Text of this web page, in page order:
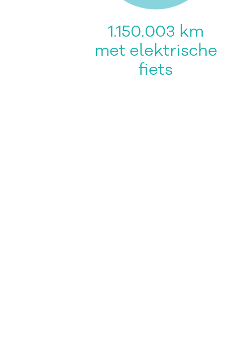
1.150.003 km
met elektrische
fiets